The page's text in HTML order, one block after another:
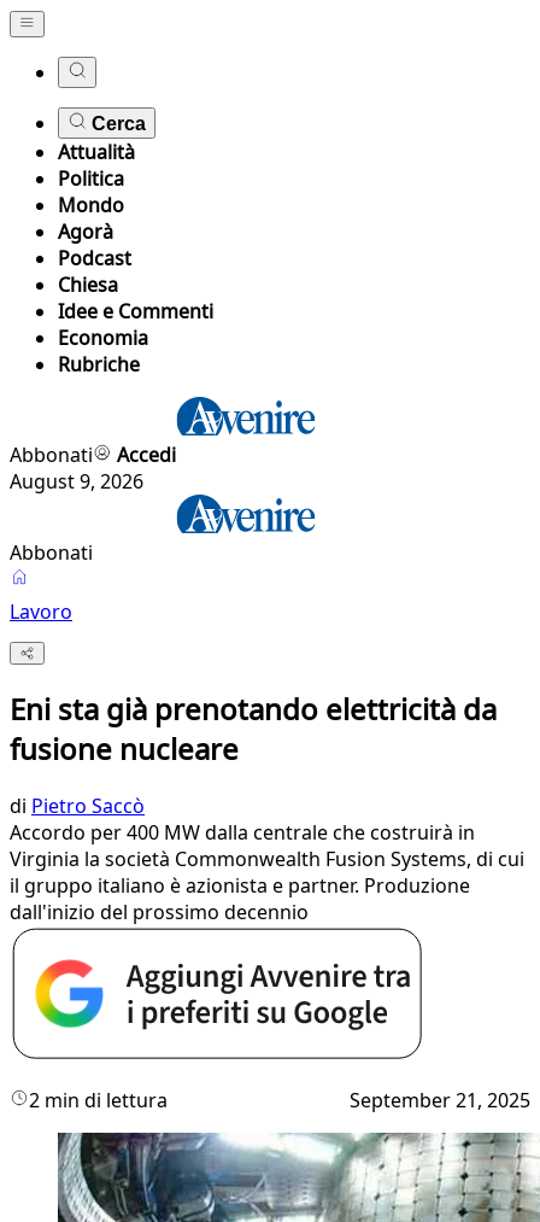
Cerca
Attualità
Politica
Mondo
Agorà
Podcast
Chiesa
Idee e Commenti
Economia
Rubriche
Abbonati
Accedi
August 9, 2026
Abbonati
Lavoro
Eni sta già prenotando elettricità da
fusione nucleare
di Pietro Saccò
Accordo per 400 MW dalla centrale che costruirà in
Virginia la società Commonwealth Fusion Systems, di cui
il gruppo italiano è azionista e partner. Produzione
dall'inizio del prossimo decennio
2 min di lettura September 21, 2025